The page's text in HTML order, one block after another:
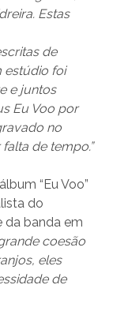
Estas
de
estúdio foi
e juntos
Eu Voo por
no
de tempo.”
“Eu Voo”
do
da banda em
coesão
eles
de